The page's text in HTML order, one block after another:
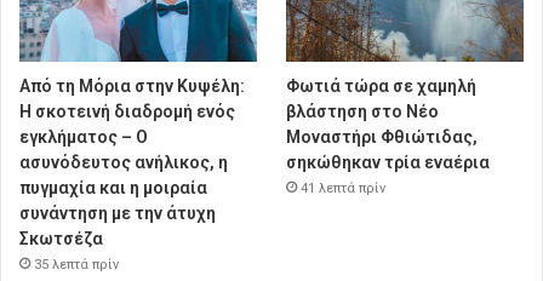
Από τη Μόρια στην Κυψέλη:
Η σκοτεινή διαδρομή ενός
εγκλήματος – Ο
ασυνόδευτος ανήλικος, η
πυγμαχία και η μοιραία
συνάντηση με την άτυχη
Σκωτσέζα
35 λεπτά πρίν
Φωτιά τώρα σε χαμηλή
βλάστηση στο Νέο
Μοναστήρι Φθιώτιδας,
σηκώθηκαν τρία εναέρια
41 λεπτά πρίν